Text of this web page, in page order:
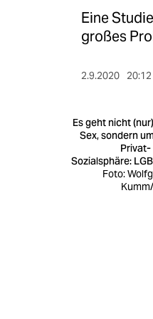
Eine
großes
2.9.2020
Es geht nicht
Sex, sondern
Privat-
Sozialsphäre:
Foto: